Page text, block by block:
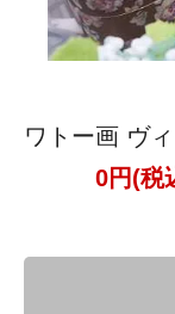
ワトー画 ヴ
0円(税